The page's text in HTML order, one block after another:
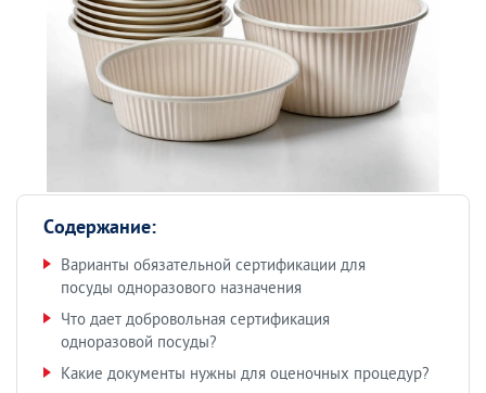
Содержание:
Варианты обязательной сертификации для
посуды одноразового назначения
Что дает добровольная сертификация
одноразовой посуды?
Какие документы нужны для оценочных процедур?